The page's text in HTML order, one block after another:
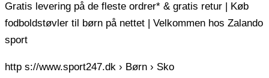
Gratis levering på de fleste ordrer* & gratis retur | Køb
fodboldstøvler til børn på nettet | Velkommen hos Zalando
sport
http s://www.sport247.dk › Børn › Sko